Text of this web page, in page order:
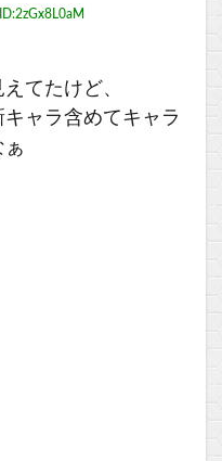
てたけど、
ャラ含めてキャラ
ぁ